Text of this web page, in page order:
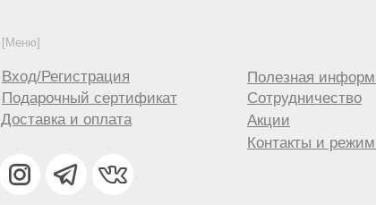
Вход/Регистрация
[Меню]
Полезная
Сотрудничество
Акции
Контакты и
Подарочный сертификат
Доставка и оплата